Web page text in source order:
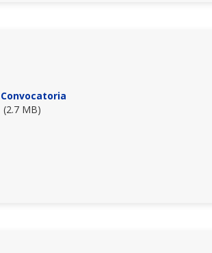
Convocatoria
(2.7 MB)